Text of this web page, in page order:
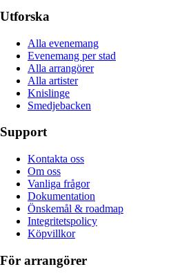
Utforska
Alla evenemang
Evenemang per stad
Alla arrangörer
Alla artister
Knislinge
Smedjebacken
Support
Kontakta oss
Om oss
Vanliga frågor
Dokumentation
Önskemål & roadmap
Integritetspolicy
Köpvillkor
För arrangörer